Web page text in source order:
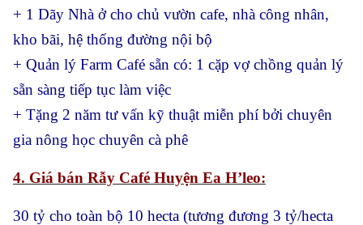
+ 1 Dãy Nhà ở cho chủ vườn cafe, nhà công nhân,
kho bãi, hệ thống đường nội bộ
+ Quản lý Farm Café sẵn có: 1 cặp vợ chồng quản lý
sẵn sàng tiếp tục làm việc
+ Tặng 2 năm tư vấn kỹ thuật miễn phí bởi chuyên
gia nông học chuyên cà phê
4. Giá bán Rẫy Café Huyện Ea H’leo:
30 tỷ cho toàn bộ 10 hecta (tương đương 3 tỷ/hecta